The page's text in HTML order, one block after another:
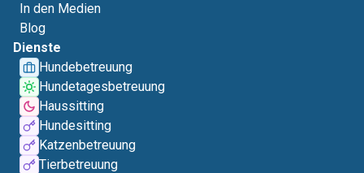
In den Medien
Blog
Dienste
Hundebetreuung
Hundetagesbetreuung
Haussitting
Hundesitting
Katzenbetreuung
Tierbetreuung